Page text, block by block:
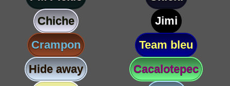
Chiche
Jimi
Crampon
Team bleu
Hide away
Cacalotepec